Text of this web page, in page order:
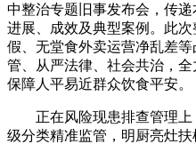
中整治专题旧事发布会，传
进展、成效及典型案例。此次
假、无堂食外卖运营净乱差
管、从严法律、社会共治，
保障人平易近群众饮食平安。
正在风险现患排查管理上
级分类精准监管，明厨亮灶